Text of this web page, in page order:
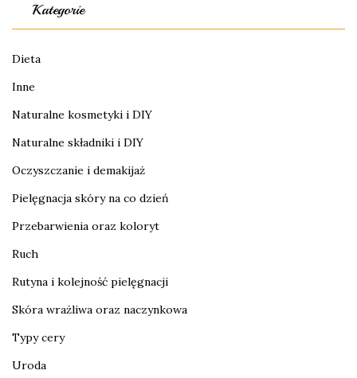
Kategorie
Dieta
Inne
Naturalne kosmetyki i DIY
Naturalne składniki i DIY
Oczyszczanie i demakijaż
Pielęgnacja skóry na co dzień
Przebarwienia oraz koloryt
Ruch
Rutyna i kolejność pielęgnacji
Skóra wrażliwa oraz naczynkowa
Typy cery
Uroda